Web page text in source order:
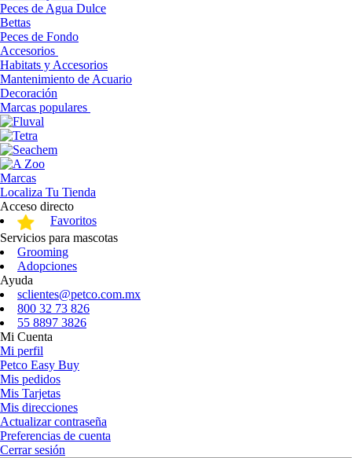
Peces de Agua Dulce
Bettas
Peces de Fondo
Accesorios
Habitats y Accesorios
Mantenimiento de Acuario
Decoración
Marcas populares
Marcas
Localiza Tu Tienda
Acceso directo
Favoritos
Servicios para mascotas
Grooming
Adopciones
Ayuda
sclientes@petco.com.mx
800 32 73 826
55 8897 3826
Mi Cuenta
Mi perfil
Petco Easy Buy
Mis pedidos
Mis Tarjetas
Mis direcciones
Actualizar contraseña
Preferencias de cuenta
Cerrar sesión